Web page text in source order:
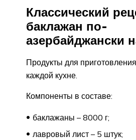
Классический
баклажан по-
азербайджански
Продукты для
каждой кухне.
Компоненты в составе:
баклажаны – 8000 г;
лавровый лист – 5 штук;